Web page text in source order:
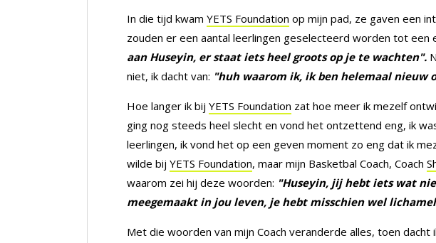
In die tijd kwam YETS Foundation op mijn pad, ze gaven een
zouden er een aantal leerlingen geselecteerd worden tot
aan Huseyin, er staat iets heel groots op je te wachten".
niet, ik dacht van: "huh waarom ik, ik ben helemaal nieuw
Hoe langer ik bij YETS Foundation zat hoe meer ik mezelf
ging nog steeds heel slecht en vond het ontzettend eng, ik
leerlingen, ik vond het op een geven moment zo eng dat ik
wilde bij YETS Foundation, maar mijn Basketbal Coach, Coach
waarom zei hij deze woorden: "Huseyin, jij hebt iets wat
meegemaakt in jou leven, je hebt misschien wel
Met die woorden van mijn Coach veranderde alles, toen dacht